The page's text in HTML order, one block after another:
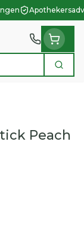
Zoek
Peach